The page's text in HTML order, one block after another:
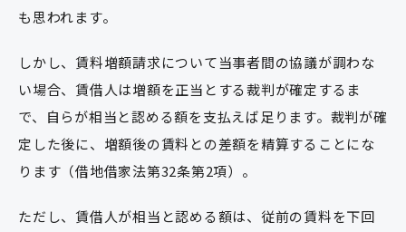
も思われます。
しかし、賃料増額請求について当事者間の協議が調わな
い場合、賃借人は増額を正当とする裁判が確定するま
で、自らが相当と認める額を支払えば足ります。裁判が確
定した後に、増額後の賃料との差額を精算することにな
ります（借地借家法第32条第2項）。
ただし、賃借人が相当と認める額は、従前の賃料を下回